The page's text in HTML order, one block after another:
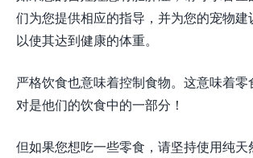
们为您提供相应的指导，并为您的宠物建
以使其达到健康的体重。
严格饮食也意味着控制食物。这意味着
对是他们的饮食中的一部分！
但如果您想吃一些零食，请坚持使用纯天